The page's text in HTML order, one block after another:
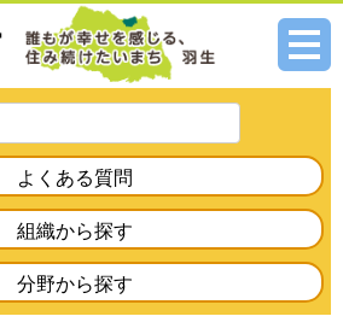
メニ
よくある質問
組織から探す
分野から探す